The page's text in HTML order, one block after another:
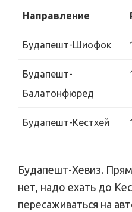
Направление
Будапешт-Шиофок
Будапешт-
Балатонфюред
Будапешт-Кестхей
Будапешт-Хевиз.
нет, надо ехать до
пересаживаться на